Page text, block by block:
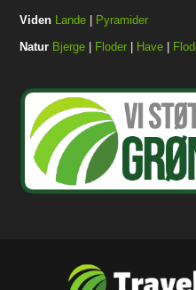
Viden Lande
Pyramider
Natur Bjerge Floder Have